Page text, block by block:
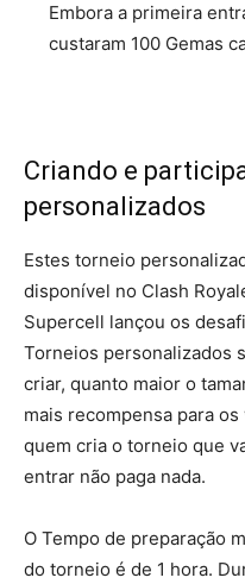
Embora a primeira
custaram 100 Gemas
Criando e
personalizados
Estes torneio
disponível no Clash
Supercell lançou os
Torneios personalizados
criar, quanto maior o
mais recompensa para
quem cria o torneio que
entrar não paga nada.
O Tempo de preparação
do torneio é de 1 hora.